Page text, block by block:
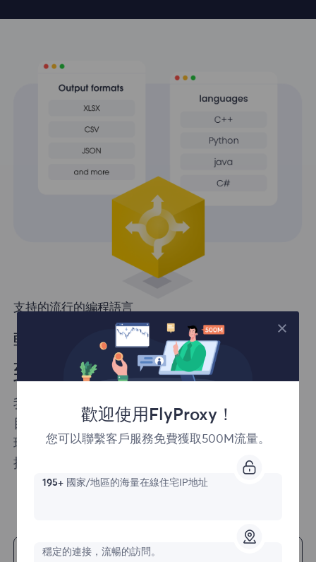
支持的流行的編程語言
輕鬆地將我們的解決方案集成
到您的項目中
我們確保您可以輕鬆將我們的產品集成到您的項
目中。FlyProxy提供了多種編程語言的支持以及
現成的代碼示例，可以快速輕鬆地開始您的web
抓取項目。
開始
歡迎使用FlyProxy！
您可以聯繫客戶服務免費獲取500M流量。
195+國家/地區的海量在線住宅IP地址
穩定的連接，流暢的訪問。